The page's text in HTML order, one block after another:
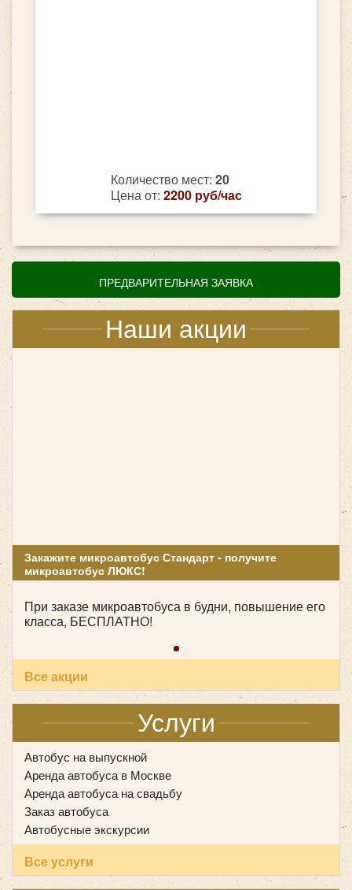
ПРЕДВАРИТЕЛЬНАЯ ЗАЯВКА
Наши акции
Закажите микроавтобус Стандарт - получите
микроавтобус ЛЮКС!
При заказе микроавтобуса в будни, повышение его
класса, БЕСПЛАТНО!
Все акции
Услуги
Автобус на выпускной
Аренда автобуса в Москве
Аренда автобуса на свадьбу
Заказ автобуса
Автобусные экскурсии
Все услуги
Количество мест: 20
Цена от: 2200 руб/час